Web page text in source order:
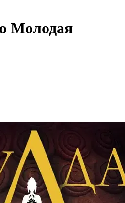
Молодая